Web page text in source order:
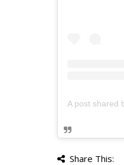
Share This: